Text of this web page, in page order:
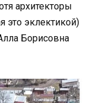
архитекторы
это эклектикой)
Борисовна